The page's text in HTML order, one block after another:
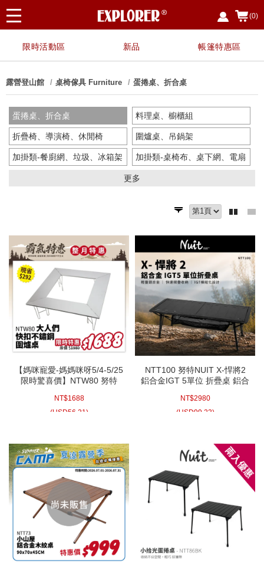
(0)
限時活動區 新品 帳篷特惠區
露營登山館 桌椅傢具 Furniture 蛋捲桌、折合桌
蛋捲桌、折合桌 料理桌、櫥櫃組
折疊椅、導演椅、休閒椅 圍爐桌、吊鍋架
加掛類-餐廚網、垃圾、冰箱架 加掛類-桌椅布、桌下網、電扇
更多
【媽咪寵愛-媽媽咪呀5/4-5/25
限時驚喜價】NTW80 努特
桌 焚火台 戶外露營摺疊桌折
合桌露營桌野餐桌烤肉
NT$1688
(USD56.21)
NTT100 努特NUIT X-悍將2
鋁合金IGT 5單位 折疊桌 鋁合
NT$2980
(USD99.23)